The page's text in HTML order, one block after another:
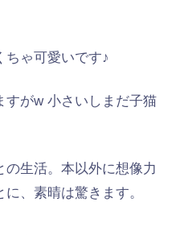
ちゃ可愛いです♪
すがw 小さいしまだ子猫
の生活。本以外に想像力
、素晴は驚きます。